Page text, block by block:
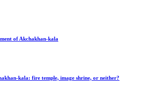
of Akchakhan-kala
kala: fire temple, image shrine, or neither?